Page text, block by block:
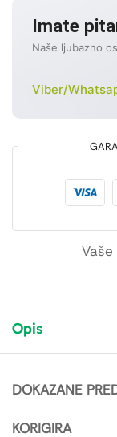
Imate
Naše ljubazno
Viber/
Opis
DOKAZANE
KORIGIRA